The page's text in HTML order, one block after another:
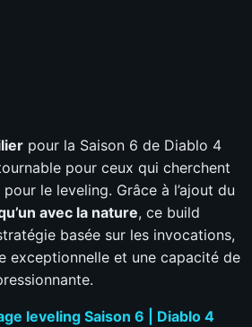
pour la Saison 6 de Diablo 4
pour ceux qui cherchent
le leveling. Grâce à l’ajout du
avec la nature, ce build
basée sur les invocations,
exceptionnelle et une capacité de
leveling Saison 6 | Diablo 4